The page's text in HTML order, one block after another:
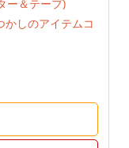
ー＆テープ)
かしのアイテムコ